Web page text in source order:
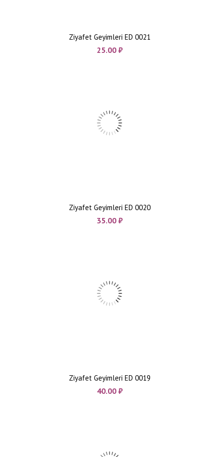
Ziyafet Geyimleri ED 0021
25.00 ₼
Ziyafet Geyimleri ED 0020
35.00 ₼
Ziyafet Geyimleri ED 0019
40.00 ₼